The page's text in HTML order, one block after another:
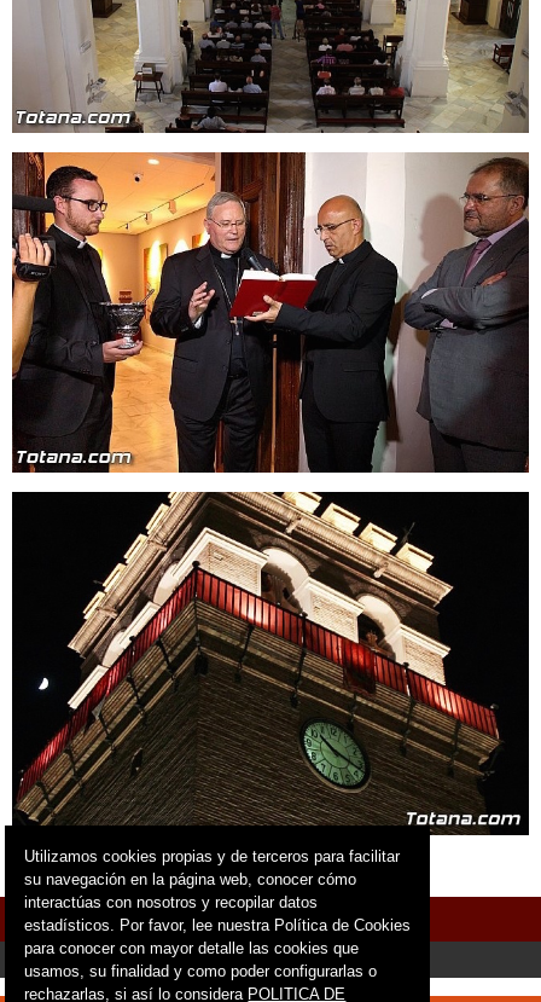
Menú
Utilizamos cookies propias y de terceros para facilitar
su navegación en la página web, conocer cómo
interactúas con nosotros y recopilar datos
estadísticos. Por favor, lee nuestra Política de Cookies
para conocer con mayor detalle las cookies que
usamos, su finalidad y como poder configurarlas o
rechazarlas, si así lo considera POLITICA DE